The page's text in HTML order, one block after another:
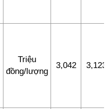
Triệu
đồng/lượng
3,042 3,123